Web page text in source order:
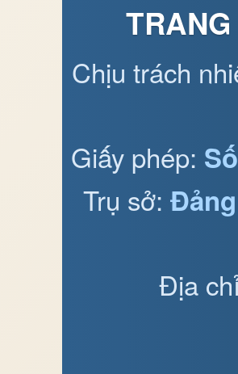
Chịu trách
Giấy phép:
Trụ sở:
Địa